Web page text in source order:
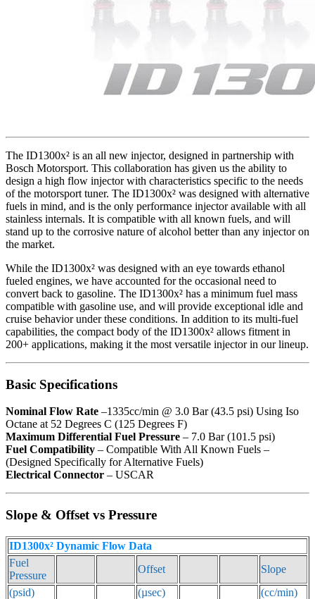
The ID1300x² is an all new injector, designed in partnership with
Bosch Motorsport. This collaboration has given us the ability to
design a high flow injector with characteristics specific to the needs
of the motorsport tuner. The ID1300x² was designed with alternative
fuels in mind, and is the only performance injector available with all
stainless internals. It is compatible with all known fuels, and will
stand up to the corrosive nature of alcohol better than any injector on
the market.
While the ID1300x² was designed with an eye towards ethanol
fueled engines, we have accounted for the occasional need to
convert back to gasoline. The ID1300x² has a minimum fuel mass
compatible with gasoline use, and will provide exceptional idle and
cruise behavior under these conditions. In addition to its multi-fuel
capabilities, the compact body of the ID1300x² allows fitment in
200+ applications, making it the most versatile injector in our lineup.
Basic Specifications
Nominal Flow Rate –1335cc/min @ 3.0 Bar (43.5 psi) Using Iso
Octane at 52 Degrees C (125 Degrees F)
Maximum Differential Fuel Pressure – 7.0 Bar (101.5 psi)
Fuel Compatibility – Compatible With All Known Fuels –
(Designed Specifically for Alternative Fuels)
Electrical Connector – USCAR
Slope & Offset vs Pressure
ID1300x² Dynamic Flow Data
Fuel
Pressure
Offset
Slope
(psid)
(µsec)
(cc/min)